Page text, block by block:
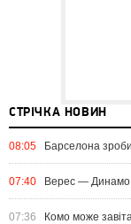
СТРІЧКА НОВИН
08:05 Барселона
07:40 Верес — Динамо
07:36 Комо може